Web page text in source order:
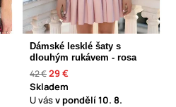
Dámské lesklé šaty s
dlouhým rukávem - rosa
42 €29 €
Skladem
U vásv pondělí10. 8.